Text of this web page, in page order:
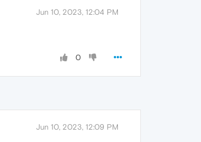
Jun 10, 2023, 12:04 PM
0
Jun 10, 2023, 12:09 PM